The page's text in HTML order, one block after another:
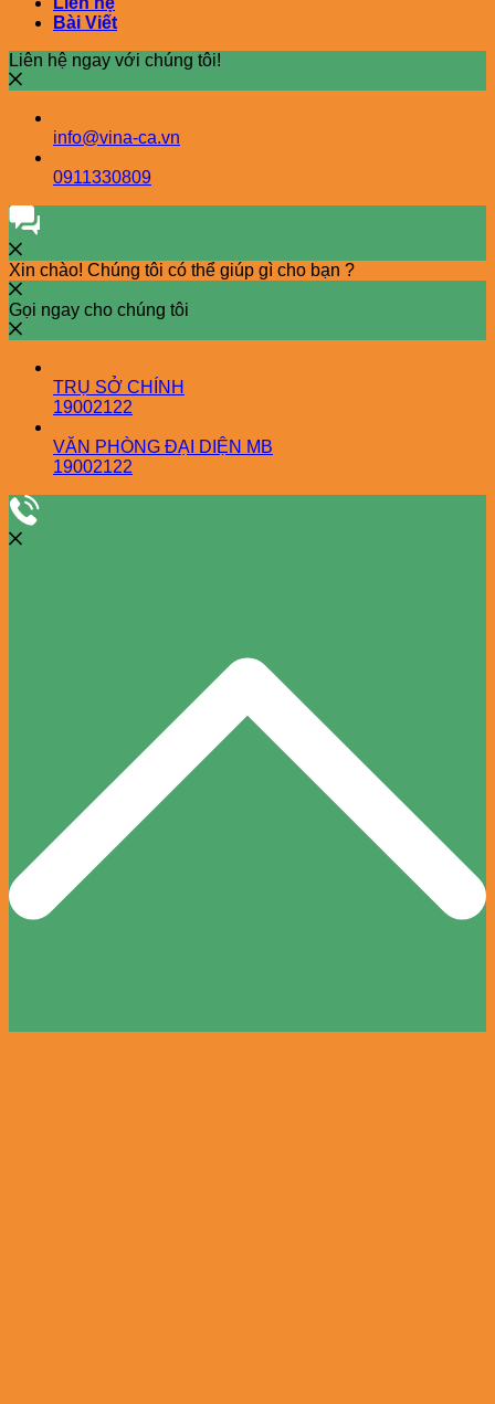
Bài Viết
Liên hệ ngay với chúng tôi!
info@vina-ca.vn
0911330809
Xin chào! Chúng tôi có thể giúp gì cho bạn ?
Gọi ngay cho chúng tôi
TRỤ SỞ CHÍNH
19002122
VĂN PHÒNG ĐẠI DIỆN MB
19002122